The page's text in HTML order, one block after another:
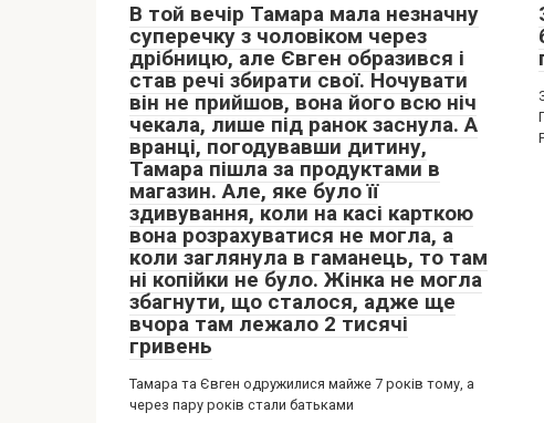
В той вечір Тамара мала незначну
суперечку з чоловіком через
дрібницю, але Євген образився і
став речі збирати свої. Ночувати
він не прийшов, вона його всю ніч
чекала, лише під ранок заснула. А
вранці, погодувавши дитину,
Тамара пішла за продуктами в
магазин. Але, яке було її
здивування, коли на касі карткою
вона розрахуватися не могла, а
коли заглянула в гаманець, то там
ні копійки не було. Жінка не могла
збагнути, що сталося, адже ще
вчора там лежало 2 тисячі
гривень
Тамара та Євген одружилися майже 7 років тому, а
через пару років стали батьками